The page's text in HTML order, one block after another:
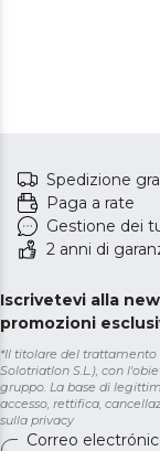
Spedizione
Paga a rate
Gestione dei
2 anni di
Iscrivetevi alla
promozioni
*Il titolare del trattamento
Solotriatlon S.L.), con
gruppo. La base di
accesso, rettifica,
sulla privacy
Correo